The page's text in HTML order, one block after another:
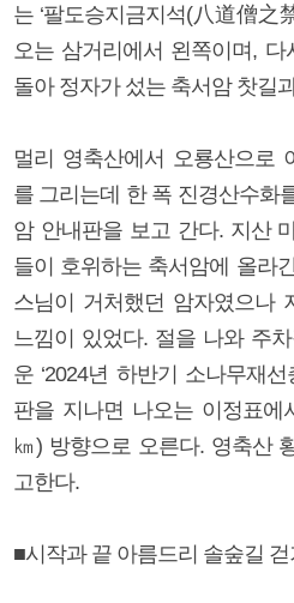
는 ‘팔도승지금지석(八道僧之
오는 삼거리에서 왼쪽이며,
돌아 정자가 섰는 축서암 찻길
멀리 영축산에서 오룡산으로
를 그리는데 한 폭 진경산수화
암 안내판을 보고 간다. 지산
들이 호위하는 축서암에 올라
스님이 거처했던 암자였으나
느낌이 있었다. 절을 나와 주
운 ‘2024년 하반기 소나무재
판을 지나면 나오는 이정표에
㎞) 방향으로 오른다. 영축산
고한다.
■시작과 끝 아름드리 솔숲길 걷